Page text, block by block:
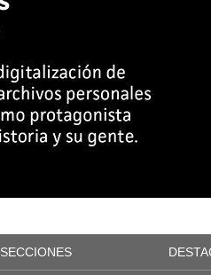
SECCIONES